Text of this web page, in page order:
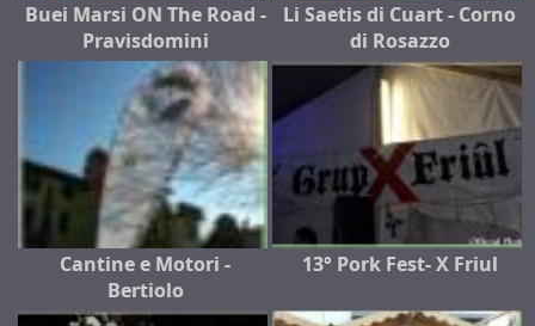
Buei Marsi ON The Road -
Pravisdomini
Li Saetis di Cuart - Corno
di Rosazzo
Cantine e Motori -
Bertiolo
13° Pork Fest- X Friul